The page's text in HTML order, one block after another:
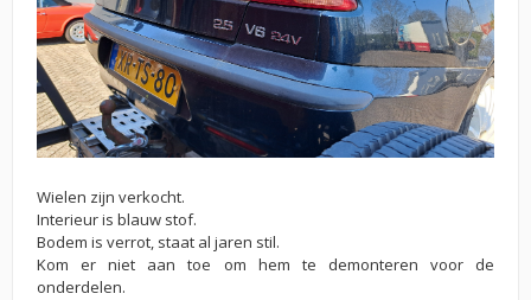
Wielen zijn verkocht.
Interieur is blauw stof.
Bodem is verrot, staat al jaren stil.
Kom er niet aan toe om hem te demonteren voor de
onderdelen.